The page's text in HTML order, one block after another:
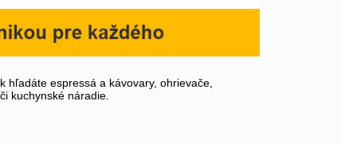
hľadáte espressá a kávovary, ohrievače,
kuchynské náradie.